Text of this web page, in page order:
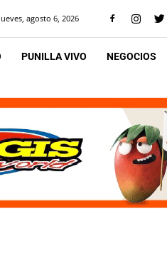
jueves, agosto 6, 2026
PUNILLA VIVO NEGOCIOS